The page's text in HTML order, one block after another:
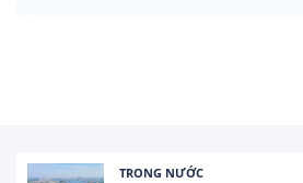
HOẠT ĐỘNG ĐẦU TƯ